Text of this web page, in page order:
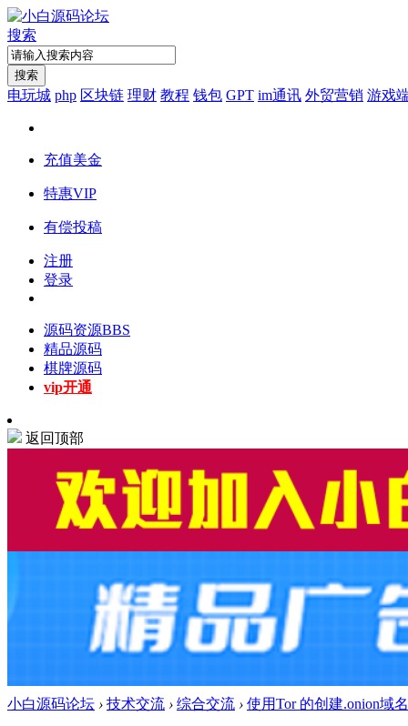
搜索
搜索
电玩城 php 区块链 理财 教程 钱包 GPT im通讯 外贸营销 游戏
充值美金
特惠VIP
有偿投稿
注册
登录
源码资源BBS
精品源码
棋牌源码
vip开通
返回顶部
小白源码论坛 › 技术交流 › 综合交流 › 使用Tor 的创建.onion域